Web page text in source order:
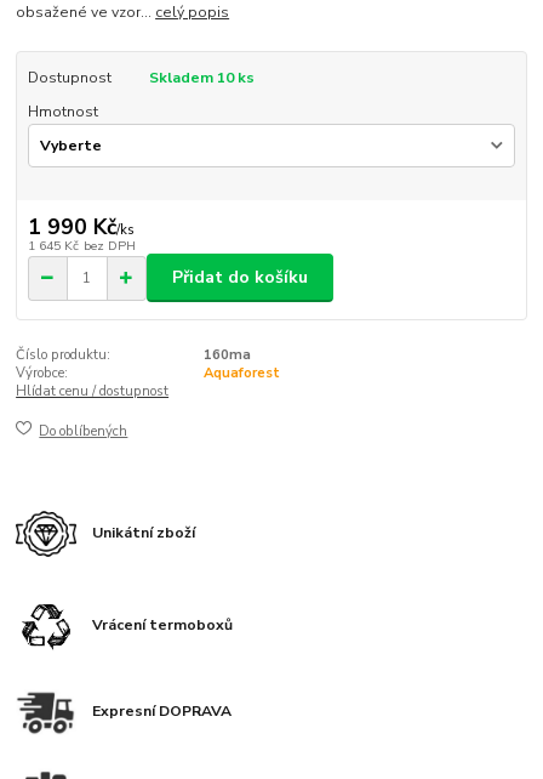
obsažené ve vzor... celý popis
Dostupnost
Skladem 10 ks
Hmotnost
1 990 Kč/ks
1 645 Kč bez DPH
Přidat do košíku
Číslo produktu:
160ma
Výrobce:
Aquaforest
Hlídat cenu / dostupnost
Do oblíbených
Unikátní zboží
Vrácení termoboxů
Expresní DOPRAVA